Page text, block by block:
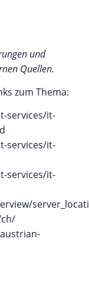
und
Quellen.
zum Thema:
services/it-
services/it-
services/it-